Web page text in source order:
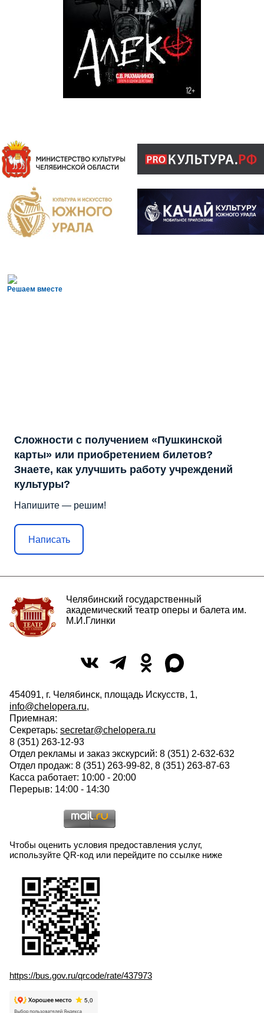
Решаем вместе
Сложности с получением «Пушкинской
карты» или приобретением билетов?
Знаете, как улучшить работу учреждений
культуры?
Напишите — решим!
Написать
Челябинский государственный
академический театр оперы и балета им.
М.И.Глинки
454091, г. Челябинск, площадь Искусств, 1,
info@chelopera.ru,
Приемная:
Секретарь: secretar@chelopera.ru
8 (351) 263-12-93
Отдел рекламы и заказ экскурсий: 8 (351) 2-632-632
Отдел продаж: 8 (351) 263-99-82, 8 (351) 263-87-63
Касса работает: 10:00 - 20:00
Перерыв: 14:00 - 14:30
Чтобы оценить условия предоставления услуг,
используйте QR-код или перейдите по ссылке ниже
https://bus.gov.ru/qrcode/rate/437973